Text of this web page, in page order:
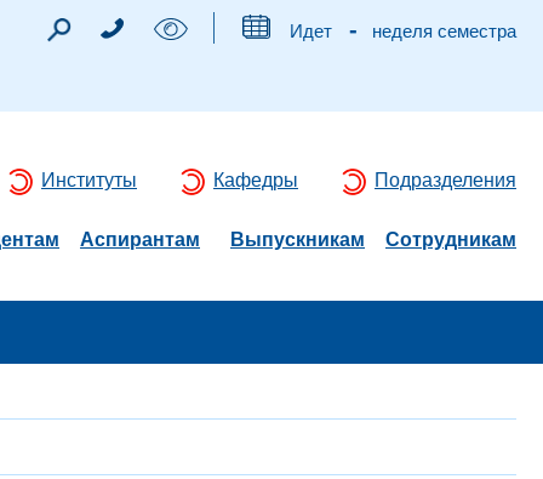
Идет - неделя семестра
Институты Кафедры Подразделения
Аспирантам Выпускникам Сотрудникам